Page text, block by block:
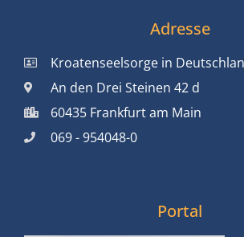
Adresse
Kroatenseelsorge in
An den Drei Steinen 42 d
60435 Frankfurt am Main
069 - 954048-0
Portal